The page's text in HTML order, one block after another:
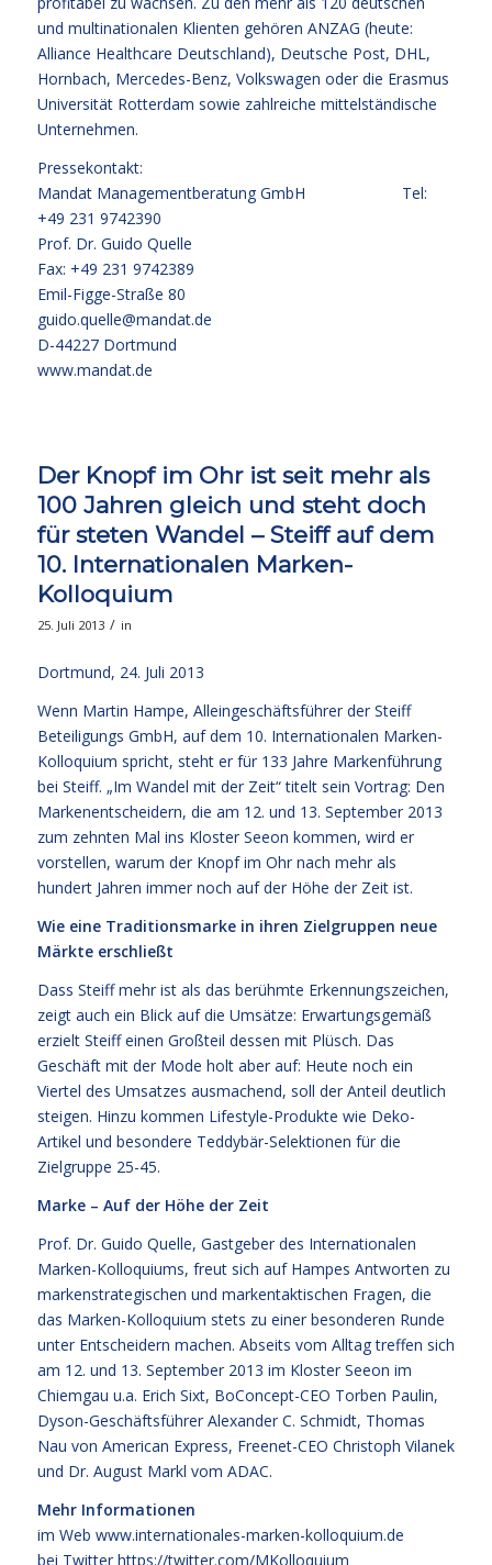
und multinationalen Klienten gehören ANZAG (heute:
Alliance Healthcare Deutschland), Deutsche Post, DHL,
Hornbach, Mercedes-Benz, Volkswagen oder die Erasmus
Universität Rotterdam sowie zahlreiche mittelständische
Unternehmen.
Pressekontakt:
Mandat Managementberatung GmbH Tel:
+49 231 9742390
Prof. Dr. Guido Quelle
Fax: +49 231 9742389
Emil-Figge-Straße 80
guido.quelle@mandat.de
D-44227 Dortmund
www.mandat.de
Der Knopf im Ohr ist seit mehr als
100 Jahren gleich und steht doch
für steten Wandel – Steiff auf dem
10. Internationalen Marken-
Kolloquium
25. Juli 2013 / in
Dortmund, 24. Juli 2013
Wenn Martin Hampe, Alleingeschäftsführer der Steiff
Beteiligungs GmbH, auf dem 10. Internationalen Marken-
Kolloquium spricht, steht er für 133 Jahre Markenführung
bei Steiff. „Im Wandel mit der Zeit“ titelt sein Vortrag: Den
Markenentscheidern, die am 12. und 13. September 2013
zum zehnten Mal ins Kloster Seeon kommen, wird er
vorstellen, warum der Knopf im Ohr nach mehr als
hundert Jahren immer noch auf der Höhe der Zeit ist.
Wie eine Traditionsmarke in ihren Zielgruppen neue
Märkte erschließt
Dass Steiff mehr ist als das berühmte Erkennungszeichen,
zeigt auch ein Blick auf die Umsätze: Erwartungsgemäß
erzielt Steiff einen Großteil dessen mit Plüsch. Das
Geschäft mit der Mode holt aber auf: Heute noch ein
Viertel des Umsatzes ausmachend, soll der Anteil deutlich
steigen. Hinzu kommen Lifestyle-Produkte wie Deko-
Artikel und besondere Teddybär-Selektionen für die
Zielgruppe 25-45.
Marke – Auf der Höhe der Zeit
Prof. Dr. Guido Quelle, Gastgeber des Internationalen
Marken-Kolloquiums, freut sich auf Hampes Antworten zu
markenstrategischen und markentaktischen Fragen, die
das Marken-Kolloquium stets zu einer besonderen Runde
unter Entscheidern machen. Abseits vom Alltag treffen sich
am 12. und 13. September 2013 im Kloster Seeon im
Chiemgau u.a. Erich Sixt, BoConcept-CEO Torben Paulin,
Dyson-Geschäftsführer Alexander C. Schmidt, Thomas
Nau von American Express, Freenet-CEO Christoph Vilanek
und Dr. August Markl vom ADAC.
Mehr Informationen
im Web www.internationales-marken-kolloquium.de
bei Twitter https://twitter.com/MKolloquium